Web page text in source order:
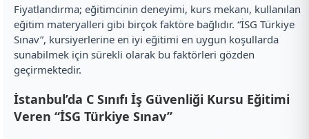
Fiyatlandırma; eğitimcinin deneyimi, kurs mekanı, kullanılan
eğitim materyalleri gibi birçok faktöre bağlıdır. “İSG Türkiye
Sınav”, kursiyerlerine en iyi eğitimi en uygun koşullarda
sunabilmek için sürekli olarak bu faktörleri gözden
geçirmektedir.
İstanbul’da C Sınıfı İş Güvenliği Kursu Eğitimi
Veren “İSG Türkiye Sınav”